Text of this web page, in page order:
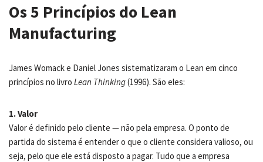
Os 5 Princípios do Lean
Manufacturing
James Womack e Daniel Jones sistematizaram o Lean em cinco
princípios no livro Lean Thinking(1996). São eles:
1. Valor
Valor é definido pelo cliente — não pela empresa. O ponto de
partida do sistema é entender o que o cliente considera valioso, ou
seja, pelo que ele está disposto a pagar. Tudo que a empresa